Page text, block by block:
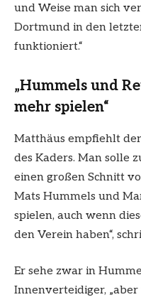
und Weise man sich
Dortmund in den
funktioniert.“
„Hummels und
mehr spielen“
Matthäus empfiehlt
des Kaders. Man solle
einen großen Schnitt
Mats Hummels und
spielen, auch wenn
den Verein haben“,
Er sehe zwar in
Innenverteidiger,